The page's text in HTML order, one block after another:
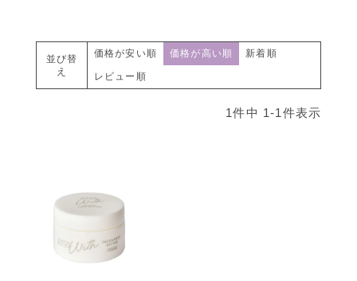
並び替
え
価格が安い順 価格が高い順 新着順
レビュー順
1件中 1-1 件表示